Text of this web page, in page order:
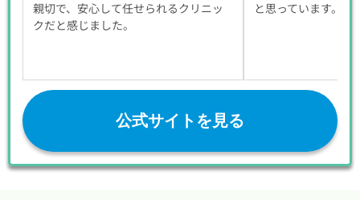
親切で、安心して任せられるクリニッ
クだと感じました。
と思っています。
公式サイトを見る